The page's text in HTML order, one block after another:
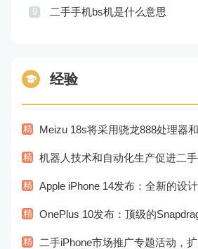
9 二手手机bs机是什么意思
经验
精 Meizu 18s将采用骁龙888处理器和120Hz屏
精 机器人技术和自动化生产促进二手手
精 Apple iPhone 14发布：全新的设
精 OnePlus 10发布：顶级的Snapdragon 898
精 二手iPhone市场推广专题活动，